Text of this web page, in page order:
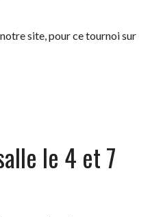
site, pour ce tournoi sur
le 4 et 7